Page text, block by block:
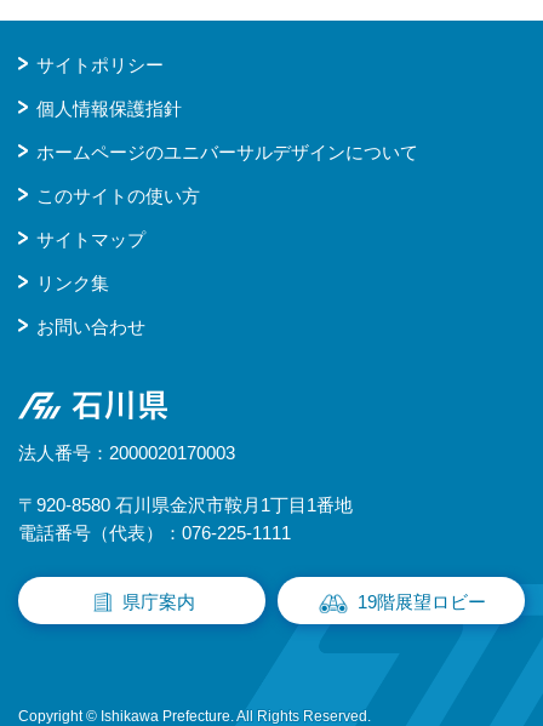
サイトポリシー
個人情報保護指針
ホームページのユニバーサルデザインについて
このサイトの使い方
サイトマップ
リンク集
お問い合わせ
石川県
法人番号：2000020170003
〒920-8580 石川県金沢市鞍月1丁目1番地
電話番号（代表）：076-225-1111
県庁案内 19階展望ロビー
Copyright © Ishikawa Prefecture. All Rights Reserved.